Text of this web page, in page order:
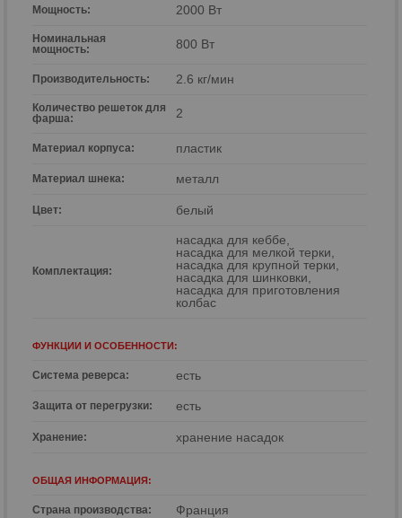
Мощность: 2000 Вт
Номинальная
мощность:
800 Вт
Производительность: 2.6 кг/мин
Количество решеток для
фарша:
2
Материал корпуса: пластик
Материал шнека: металл
Цвет: белый
Комплектация:
насадка для кеббе,
насадка для мелкой терки,
насадка для крупной терки,
насадка для шинковки,
насадка для приготовления
колбас
ФУНКЦИИ И ОСОБЕННОСТИ:
Система реверса: есть
Защита от перегрузки: есть
Хранение: хранение насадок
ОБЩАЯ ИНФОРМАЦИЯ:
Страна производства: Франция